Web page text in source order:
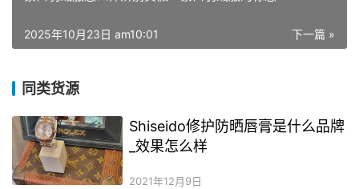
下一篇 »
2025年10月23日 am10:01
同类货源
Shiseido修护防晒唇膏是什么品牌
_效果怎么样
2021年12月9日